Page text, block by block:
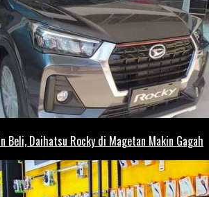
Beli, Daihatsu Rocky di Magetan Makin Gagah